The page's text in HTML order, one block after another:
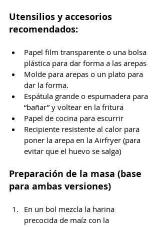
Utensilios y accesorios
recomendados:
Papel film transparente o una bolsa
plástica para dar forma a las arepas
Molde para arepas o un plato para
dar la forma.
Espátula grande o espumadera para
“bañar” y voltear en la fritura
Papel de cocina para escurrir
Recipiente resistente al calor para
poner la arepa en la Airfryer (para
evitar que el huevo se salga)
Preparación de la masa (base
para ambas versiones)
En un bol mezcla la harina
precocida de maíz con la